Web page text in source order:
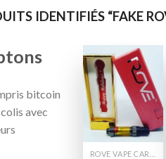
IDENTIFIÉS “FAKE
bitcoin
avec
Add to
wishlist